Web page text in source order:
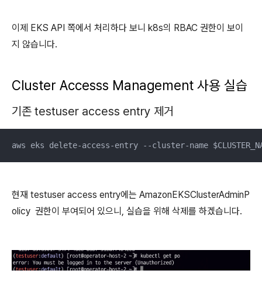
이제 EKS API 쪽에서 처리하다 보니 k8s의 RBAC 권한이 보이
지 않습니다.
Cluster Accesss Management 사용 실습
기존 testuser access entry 제거
aws eks delete-access-entry --cluster-name
현재 testuser access entry에는 AmazonEKSClusterAdminP
olicy 권한이 부여되어 있으니, 실습을 위해 삭제를 하겠습니다.